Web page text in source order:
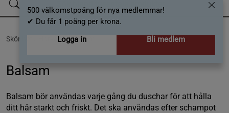
500 välkomstpoäng för nya medlemmar!
✔ Du får 1 poäng per krona.
Logga in
Bli medlem
Skönhet / Hårvård /Balsam
Balsam
Balsam bör användas varje gång du duschar för att hålla
ditt hår starkt och friskt. Det ska användas efter schampot